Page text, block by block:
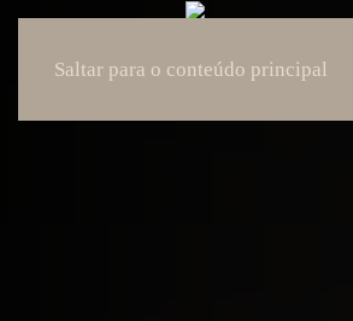
Saltar para o conteúdo principal